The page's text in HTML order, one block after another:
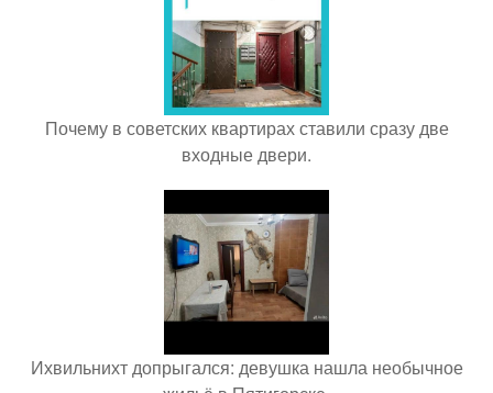
Почему в советских квартирах ставили сразу две
входные двери.
Ихвильнихт допрыгался: девушка нашла необычное